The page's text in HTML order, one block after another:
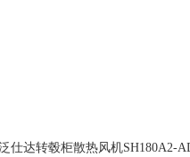
仕达转毂柜散热风机SH180A2-